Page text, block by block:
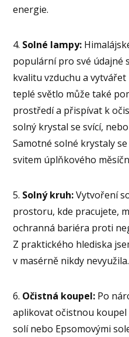
energie.
4. Solné lampy:
populární pro své údajné
kvalitu vzduchu a
teplé světlo může také
prostředí a přispívat k
solný krystal se svící,
Samotné solné krystaly
svitem úplňkového
5. Solný kruh:Vytvoření
prostoru, kde pracujete,
ochranná bariéra proti
Z praktického hlediska
v masérně nikdy nevyužila.
6. Očistná koupel: Po
aplikovat očistnou
solí nebo Epsomovými